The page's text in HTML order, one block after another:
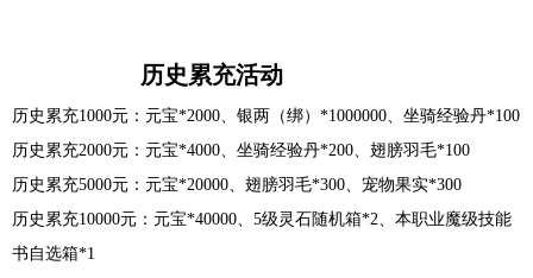
历史累充活动
历史累充1000元：元宝*2000、银两（绑）*1000000、坐骑经验丹*100
历史累充2000元：元宝*4000、坐骑经验丹*200、翅膀羽毛*100
历史累充5000元：元宝*20000、翅膀羽毛*300、宠物果实*300
历史累充10000元：元宝*40000、5级灵石随机箱*2、本职业魔级技能
书自选箱*1